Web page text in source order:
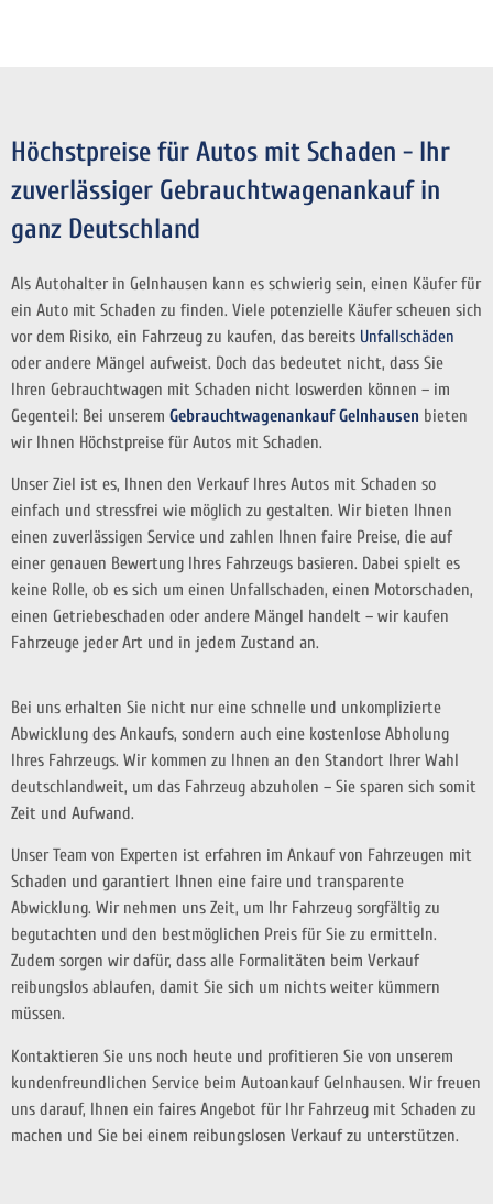
Höchstpreise für Autos mit Schaden - Ihr
zuverlässiger Gebrauchtwagenankauf in
ganz Deutschland
Als Autohalter in Gelnhausen kann es schwierig sein, einen Käufer für
ein Auto mit Schaden zu finden. Viele potenzielle Käufer scheuen sich
vor dem Risiko, ein Fahrzeug zu kaufen, das bereits Unfallschäden
oder andere Mängel aufweist. Doch das bedeutet nicht, dass Sie
Ihren Gebrauchtwagen mit Schaden nicht loswerden können – im
Gegenteil: Bei unserem Gebrauchtwagenankauf Gelnhausen bieten
wir Ihnen Höchstpreise für Autos mit Schaden.
Unser Ziel ist es, Ihnen den Verkauf Ihres Autos mit Schaden so
einfach und stressfrei wie möglich zu gestalten. Wir bieten Ihnen
einen zuverlässigen Service und zahlen Ihnen faire Preise, die auf
einer genauen Bewertung Ihres Fahrzeugs basieren. Dabei spielt es
keine Rolle, ob es sich um einen Unfallschaden, einen Motorschaden,
einen Getriebeschaden oder andere Mängel handelt – wir kaufen
Fahrzeuge jeder Art und in jedem Zustand an.
Bei uns erhalten Sie nicht nur eine schnelle und unkomplizierte
Abwicklung des Ankaufs, sondern auch eine kostenlose Abholung
Ihres Fahrzeugs. Wir kommen zu Ihnen an den Standort Ihrer Wahl
deutschlandweit, um das Fahrzeug abzuholen – Sie sparen sich somit
Zeit und Aufwand.
Unser Team von Experten ist erfahren im Ankauf von Fahrzeugen mit
Schaden und garantiert Ihnen eine faire und transparente
Abwicklung. Wir nehmen uns Zeit, um Ihr Fahrzeug sorgfältig zu
begutachten und den bestmöglichen Preis für Sie zu ermitteln.
Zudem sorgen wir dafür, dass alle Formalitäten beim Verkauf
reibungslos ablaufen, damit Sie sich um nichts weiter kümmern
müssen.
Kontaktieren Sie uns noch heute und profitieren Sie von unserem
kundenfreundlichen Service beim Autoankauf Gelnhausen. Wir freuen
uns darauf, Ihnen ein faires Angebot für Ihr Fahrzeug mit Schaden zu
machen und Sie bei einem reibungslosen Verkauf zu unterstützen.